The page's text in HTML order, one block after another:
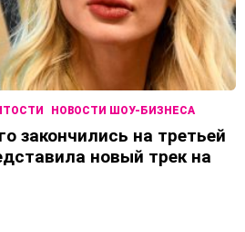
НОВОСТИ ШОУ-БИЗНЕСА
закончились на третьей
новый трек на